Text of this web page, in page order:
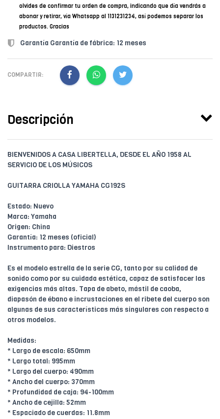
olvides de confirmar tu orden de compra, indicando que día vendrás a
abonar y retirar, vía Whatsapp al 1131231234, así podemos separar los
productos. Gracias
Garantía Garantía de fábrica: 12 meses
COMPARTIR:
Descripción
BIENVENIDOS A CASA LIBERTELLA, DESDE EL AÑO 1958 AL
SERVICIO DE LOS MÚSICOS
GUITARRA CRIOLLA YAMAHA CG192S
Estado: Nuevo
Marca: Yamaha
Origen: China
Garantía: 12 meses (oficial)
Instrumento para: Diestros
Es el modelo estrella de la serie CG, tanto por su calidad de
sonido como por su cuidada estética, capaz de satisfacer las
exigencias más altas. Tapa de abeto, mástil de caoba,
diapasón de ébano e incrustaciones en el ribete del cuerpo son
algunas de sus características más singulares con respecto a
otros modelos.
Medidas:
* Largo de escala: 650mm
* Largo total: 995mm
* Largo del cuerpo: 490mm
* Ancho del cuerpo: 370mm
* Profundidad de caja: 94-100mm
* Ancho de cejilla: 52mm
* Espaciado de cuerdas: 11.8mm